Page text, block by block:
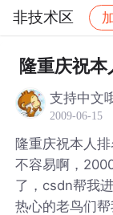
非技术区
社区 非技术
隆重庆祝
支持中文
2009-06-15
隆重庆祝本人排
不容易啊，
了，csdn帮我
热心的老鸟们